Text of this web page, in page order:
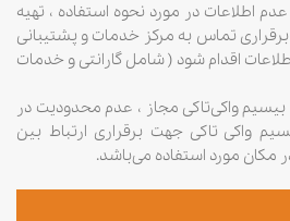
اطلاعات در مورد نحوه استفاده ، تهیه
برقراری تماس به مرکز خدمات و پشتیبانی
اقدام شود ( شامل گارانتی و خدمات
بیسیم واکی‌تاکی مجاز ، عدم محدودیت در
واکی تاکی جهت برقراری ارتباط بین
مکان مورد استفاده می‌باشد.